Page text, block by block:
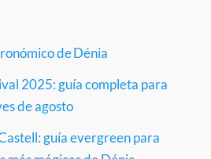
de Dénia
2025: guía completa para
de agosto
guía evergreen para